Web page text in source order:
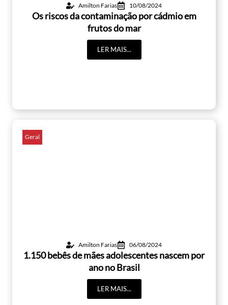
Amilton Farias 10/08/2024
Os riscos da contaminação por cádmio em
frutos do mar
LER MAIS...
Geral
Amilton Farias 06/08/2024
1.150 bebês de mães adolescentes nascem por
ano no Brasil
LER MAIS...